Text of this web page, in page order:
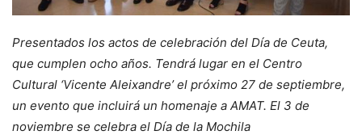
Presentados los actos de celebración del Día de Ceuta,
que cumplen ocho años. Tendrá lugar en el Centro
Cultural ‘Vicente Aleixandre’ el próximo 27 de septiembre,
un evento que incluirá un homenaje a AMAT. El 3 de
noviembre se celebra el Día de la Mochila